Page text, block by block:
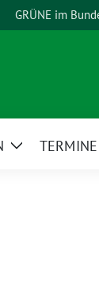
GRÜNE im
ZeigeTERMINE